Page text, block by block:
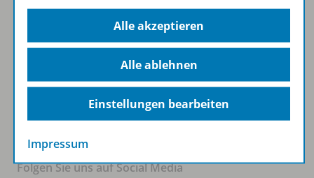
Sofort profitieren
Zum Newsletter anmelden
Folgen Sie uns auf Social Media
Alle akzeptieren
Alle ablehnen
Einstellungen bearbeiten
Impressum